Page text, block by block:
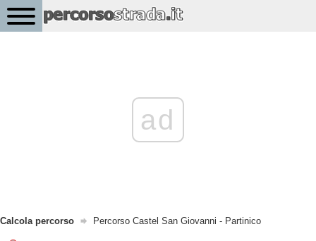
ad
Calcola percorso Percorso Castel San Giovanni - Partinico